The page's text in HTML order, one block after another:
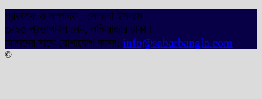
প্রকাশক ও সম্পাদক : সোহানা ইসলাম
৩/১৩ প্রতাপদাশ লেন, লক্ষিবাজার ঢাকা।
আমাদের সাথে যোগাযোগ করুন: info@sabarbangla.com
©